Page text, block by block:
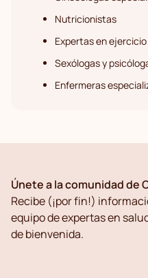
Nutricionistas
Expertas en
Sexólogas y
Enfermeras
Únete a la comunidad de
Recibe (¡por fin!)
equipo de expertas en
de bienvenida.